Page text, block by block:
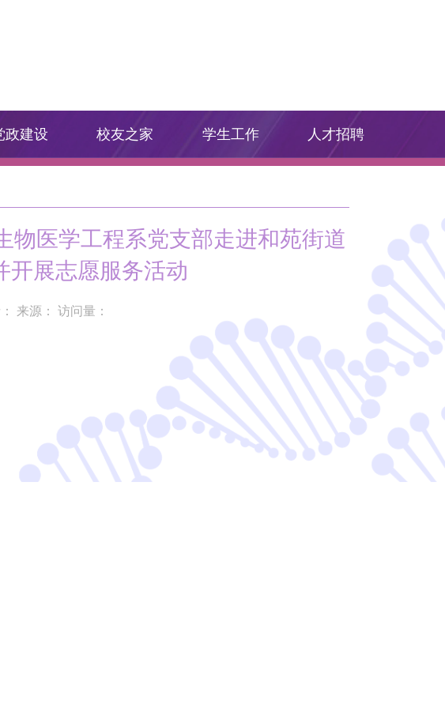
政建设 校友之家 学生工作 人才招聘
物医学工程系党支部走进和苑街道
开展志愿服务活动
来源： 访问量：